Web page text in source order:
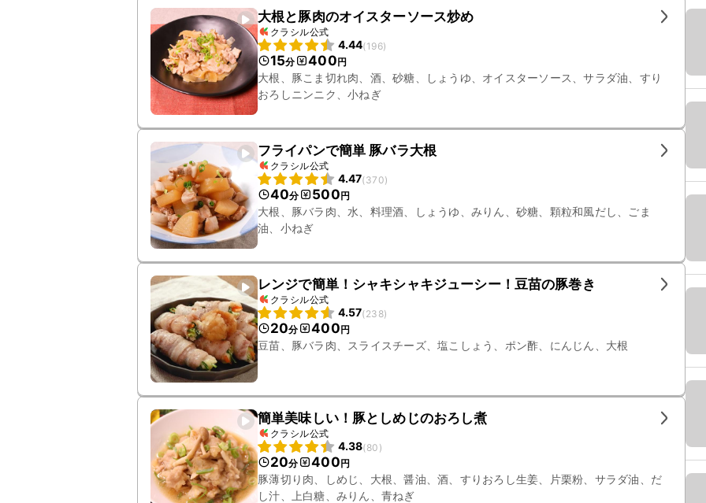
大根と豚肉のオイスターソース炒め
クラシル公式
4.44(196)
15分 400円
大根、豚こま切れ肉、酒、砂糖、しょうゆ、オイスターソース、サラダ油、すり
おろしニンニク、小ねぎ
フライパンで簡単 豚バラ大根
クラシル公式
4.47(370)
40分 500円
大根、豚バラ肉、水、料理酒、しょうゆ、みりん、砂糖、顆粒和風だし、ごま
油、小ねぎ
レンジで簡単！シャキシャキジューシー！豆苗の豚巻き
クラシル公式
4.57(238)
20分 400円
豆苗、豚バラ肉、スライスチーズ、塩こしょう、ポン酢、にんじん、大根
簡単美味しい！豚としめじのおろし煮
クラシル公式
4.38(80 )
20分 400円
豚薄切り肉、しめじ、大根、醤油、酒、すりおろし生姜、片栗粉、サラダ油、だ
し汁、上白糖、みりん、青ねぎ